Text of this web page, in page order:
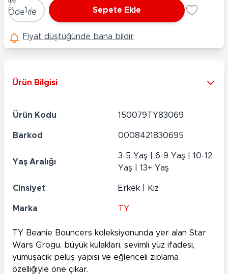
Adet
-1 + Sepete Ekle
Fiyat düştüğünde bana bildir
Ürün Bilgisi
Ürün Kodu 150079TY83069
Barkod 0008421830695
Yaş Aralığı
3-5 Yaş | 6-9 Yaş | 10-12
Yaş | 13+ Yaş
Cinsiyet Erkek | Kız
Marka TY
TY Beanie Bouncers koleksiyonunda yer alan Star
Wars Grogu, büyük kulakları, sevimli yüz ifadesi,
yumuşacık peluş yapısı ve eğlenceli zıplama
özelliğiyle öne çıkar.